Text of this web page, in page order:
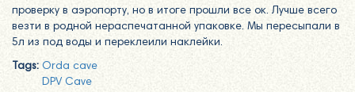
проверку в аэропорту, но в итоге прошли все ок. Лучше всего
везти в родной нераспечатанной упаковке. Мы пересыпали в
5л из под воды и переклеили наклейки.
Tags: Orda cave
DPV Cave